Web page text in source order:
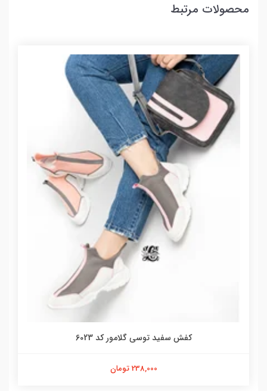
محصولات مرتبط
کفش سفید توسی گلامور کد 6023
238,000 تومان